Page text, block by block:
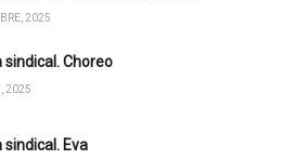
2025
sindical. Choreo
2025
sindical. Eva